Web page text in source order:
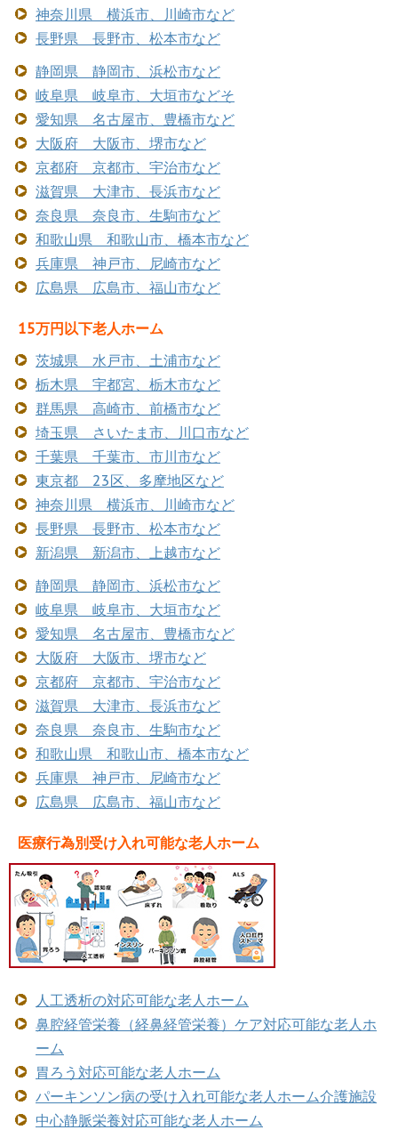
神奈川県 横浜市、川崎市など
長野県 長野市、松本市など
静岡県 静岡市、浜松市など
岐阜県 岐阜市、大垣市などそ
愛知県 名古屋市、豊橋市など
大阪府 大阪市、堺市など
京都府 京都市、宇治市など
滋賀県 大津市、長浜市など
奈良県 奈良市、生駒市など
和歌山県 和歌山市、橋本市など
兵庫県 神戸市、尼崎市など
広島県 広島市、福山市など
15万円以下老人ホーム
茨城県 水戸市、土浦市など
栃木県 宇都宮、栃木市など
群馬県 高崎市、前橋市など
埼玉県 さいたま市、川口市など
千葉県 千葉市、市川市など
東京都 23区、多摩地区など
神奈川県 横浜市、川崎市など
長野県 長野市、松本市など
新潟県 新潟市、上越市など
静岡県 静岡市、浜松市など
岐阜県 岐阜市、大垣市など
愛知県 名古屋市、豊橋市など
大阪府 大阪市、堺市など
京都府 京都市、宇治市など
滋賀県 大津市、長浜市など
奈良県 奈良市、生駒市など
和歌山県 和歌山市、橋本市など
兵庫県 神戸市、尼崎市など
広島県 広島市、福山市など
医療行為別受け入れ可能な老人ホーム
人工透析の対応可能な老人ホーム
鼻腔経管栄養（経鼻経管栄養）ケア対応可能な老人ホ
ーム
胃ろう対応可能な老人ホーム
パーキンソン病の受け入れ可能な老人ホーム介護施設
中心静脈栄養対応可能な老人ホーム